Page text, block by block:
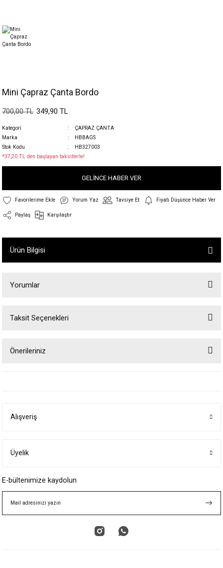
Mini Çapraz Çanta Bordo
700,00 TL 349,90 TL
Kategori
ÇAPRAZ ÇANTA
Marka
HBBAGS
Stok Kodu
HB327003
*37,20 TL den başlayan taksitlerle!
GELİNCE HABER VER
Yorum Yaz Tavsiye Et Fiyatı Düşünce Haber Ver
Paylaş Karşılaştır
Ürün Bilgisi
Yorumlar
Taksit Seçenekleri
Önerileriniz
Ürün bilgilerinde hatalar bulunuyor.
Bu ürüne benzer farklı alternatifler olmalı.
Alışveriş
Üyelik
E-bültenimize kaydolun